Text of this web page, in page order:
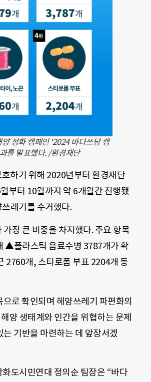
정화 캠페인 ‘2024 바다쓰담 캠
를 발표했다. /환경재단
하기 위해 2020년부터 환경재단
부터 10월까지 약 6개월간 진행됐
레기를 수거했다.
장 큰 비중을 차지했다. 주요 항목
▲플라스틱 음료수병 3787개가 확
2760개, 스티로폼 부표 2204개 등
로 확인되며 해양쓰레기 파편화의
양 생태계와 인간을 위협하는 문제
기반을 마련하는 데 앞장서겠
도시민연대 정의순 팀장은 “바다